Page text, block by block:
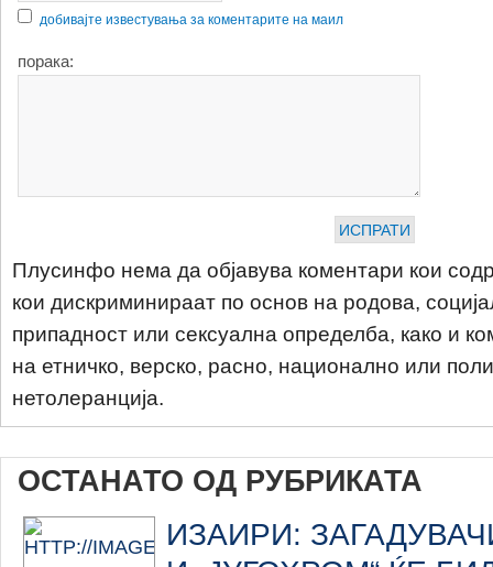
добивајте известувања за коментарите на маил
порака:
Плусинфо нема да објавува коментари кои
кои дискриминираат по основ на родова,
припадност или сексуална определба, како и
на етничко, верско, расно, национално или
нетолеранција.
ОСТАНАТО ОД РУБРИКАТА
ИЗАИРИ: